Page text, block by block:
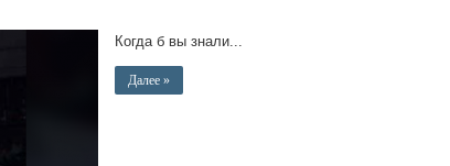
Когда б вы знали...
Далее »